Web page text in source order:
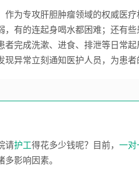
作为专攻肝胆肿瘤领域的权威医
有的连起身喝水都困难；还有些
者完成洗漱、进食、排泄等日常
异常立刻通知医护人员，为患者
请护工得花多少钱呢？目前， 一对
影响因素。